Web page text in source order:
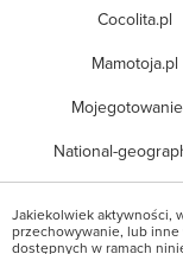
Cocolita.pl
Mamotoja.pl
National-
Jakiekolwiek aktywności,
przechowywanie, lub
dostępnych w ramach